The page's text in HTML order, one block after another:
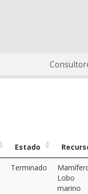
Estado
Terminado
Lobo
marino